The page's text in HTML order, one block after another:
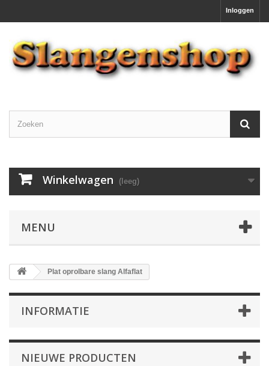
Inloggen
Winkelwagen (leeg)
MENU
Plat oprolbare slang Alfaflat
INFORMATIE
NIEUWE PRODUCTEN